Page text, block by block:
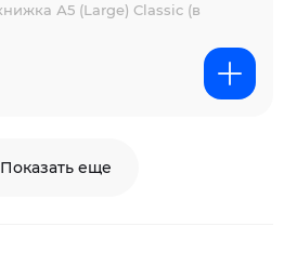
А5 (Large) Classic (в
Показать еще